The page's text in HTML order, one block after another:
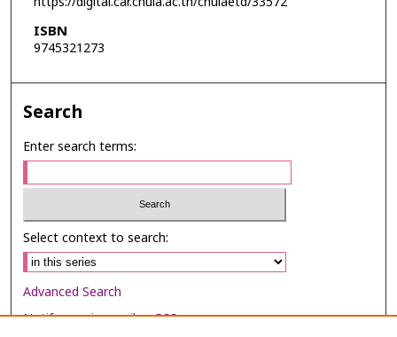
ISBN
9745321273
Search
Enter search terms:
Select context to search:
Advanced Search
Notify me via email orRSS